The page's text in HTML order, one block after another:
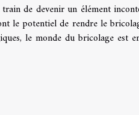
de devenir un élément
le potentiel de rendre le
le monde du bricolage est